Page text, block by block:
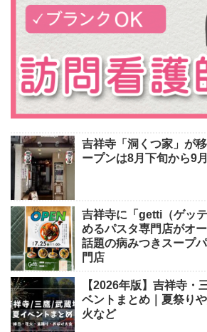
吉祥寺「洞くつ家」が
ープンは8月下旬から9
吉祥寺に「getti（ゲッ
めるパスタ専門店がオ
話題の病みつきスープ
門店
【2026年版】吉祥寺・
ベントまとめ｜夏祭り
火など